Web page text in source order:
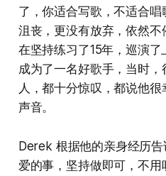
了，你适合写歌，不适合
沮丧，更没有放弃，依然不
在坚持练习了15年，巡演
成为了一名好歌手，当时
人，都十分惊叹，都说他
声音。
Derek 根据他的亲身经历
爱的事，坚持做即可，不